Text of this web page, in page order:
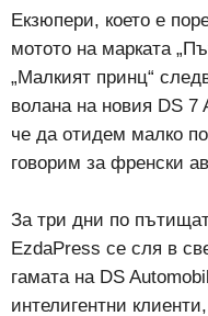
Екзюпери, което е
мотото на марката
„Малкият принц“
волана на новия DS 7
че да отидем малко
говорим за френски
За три дни по
EzdaPress се сля в
гамата на DS
интелигентни